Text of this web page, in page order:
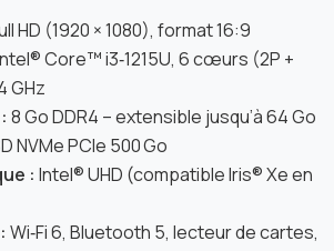
HD (1920 × 1080), format 16:9
Core™ i3‑1215U, 6 cœurs (2P +
GHz
8 Go DDR4 – extensible jusqu’à 64 Go
NVMe PCIe 500 Go
: Intel® UHD (compatible Iris® Xe en
Wi‑Fi 6, Bluetooth 5, lecteur de cartes,